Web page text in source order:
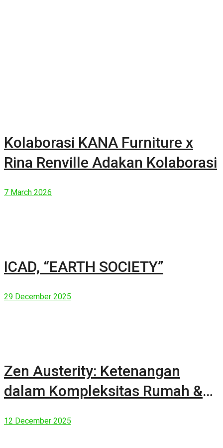
Kolaborasi KANA Furniture x
Rina Renville Adakan Kolaborasi
7 March 2026
ICAD, “EARTH SOCIETY”
29 December 2025
Zen Austerity: Ketenangan
dalam Kompleksitas Rumah &
12 December 2025